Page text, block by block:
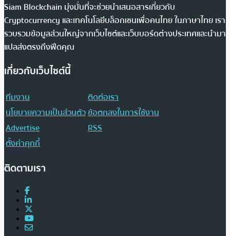
Siam Blockchain มุ่งมั่นที่จะช่วยนำเสนอสารเกี่ยวกับ
Cryptocurrency และเทคโนโลยีบล็อกเชนเพื่อคนไทย ในภาษาไทย เรา
รวบรวมข้อมูลส่วนใหญ่จากเว็บไซต์และเว็บบอร์ดต่างประเทศและนำมา
แปลส่งตรงถึงฟีดคุณ
เกี่ยวกับเว็บไซต์นี้
ทีมงาน
ติดต่อเรา
นโยบายความเป็นส่วนตัวข้อตกลงในการใช้งาน
Advertise
RSS
ตั้งค่าคุกกี้
ติดตามเรา